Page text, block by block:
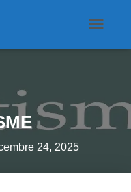
/
e
r
24, 2025